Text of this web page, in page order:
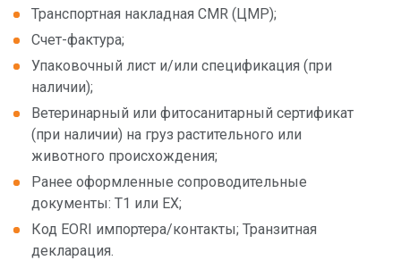
Складские услуги
Автостоянки для грузовых автомобилей
О компании
Транспортная накладная CMR (ЦМР);
Счет-фактура;
Упаковочный лист и/или спецификация (при
наличии);
Ветеринарный или фитосанитарный сертификат
(при наличии) на груз растительного или
животного происхождения;
Ранее оформленные сопроводительные
документы: T1 или EX;
Код EORI импортера/контакты; Транзитная
декларация.